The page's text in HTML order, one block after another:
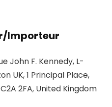
Importeur
John F. Kennedy, L-
UK, 1 Principal Place,
2FA, United Kingdom